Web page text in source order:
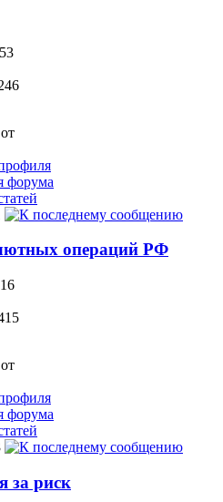
форума
операций РФ
форума
за риск